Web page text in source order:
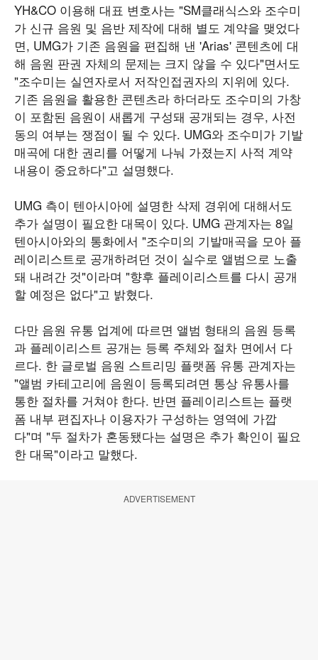
YH&CO 이용해 대표 변호사는 "SM클래식스와 조수미
가 신규 음원 및 음반 제작에 대해 별도 계약을 맺었다
면, UMG가 기존 음원을 편집해 낸 'Arias' 콘텐츠에 대
해 음원 판권 자체의 문제는 크지 않을 수 있다"면서도
"조수미는 실연자로서 저작인접권자의 지위에 있다.
기존 음원을 활용한 콘텐츠라 하더라도 조수미의 가창
이 포함된 음원이 새롭게 구성돼 공개되는 경우, 사전
동의 여부는 쟁점이 될 수 있다. UMG와 조수미가 기발
매곡에 대한 권리를 어떻게 나눠 가졌는지 사적 계약
내용이 중요하다"고 설명했다.
UMG 측이 텐아시아에 설명한 삭제 경위에 대해서도
추가 설명이 필요한 대목이 있다. UMG 관계자는 8일
텐아시아와의 통화에서 "조수미의 기발매곡을 모아 플
레이리스트로 공개하려던 것이 실수로 앨범으로 노출
돼 내려간 것"이라며 "향후 플레이리스트를 다시 공개
할 예정은 없다"고 밝혔다.
다만 음원 유통 업계에 따르면 앨범 형태의 음원 등록
과 플레이리스트 공개는 등록 주체와 절차 면에서 다
르다. 한 글로벌 음원 스트리밍 플랫폼 유통 관계자는
"앨범 카테고리에 음원이 등록되려면 통상 유통사를
통한 절차를 거쳐야 한다. 반면 플레이리스트는 플랫
폼 내부 편집자나 이용자가 구성하는 영역에 가깝
다"며 "두 절차가 혼동됐다는 설명은 추가 확인이 필요
한 대목"이라고 말했다.
ADVERTISEMENT